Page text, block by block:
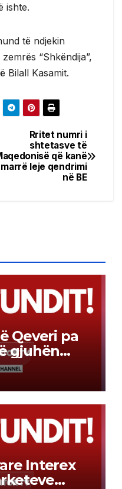
ishte.
të ndjekin
“Shkëndija”,
Bilall Kasamit.
Rritet numri i
shtetasve të
që kanë
marrë leje qendrimi
në BE
Qeveri pa
gjuhën
Interex